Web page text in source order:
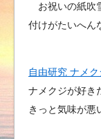
お祝いの紙吹
付けがたいへん
自由研究 ナメ
ナメクジが好き
きっと気味が